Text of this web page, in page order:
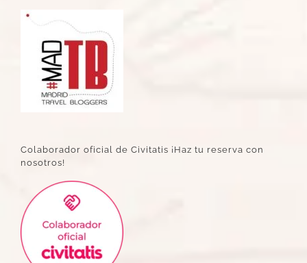
Colaborador oficial de Civitatis ¡Haz tu reserva con
nosotros!